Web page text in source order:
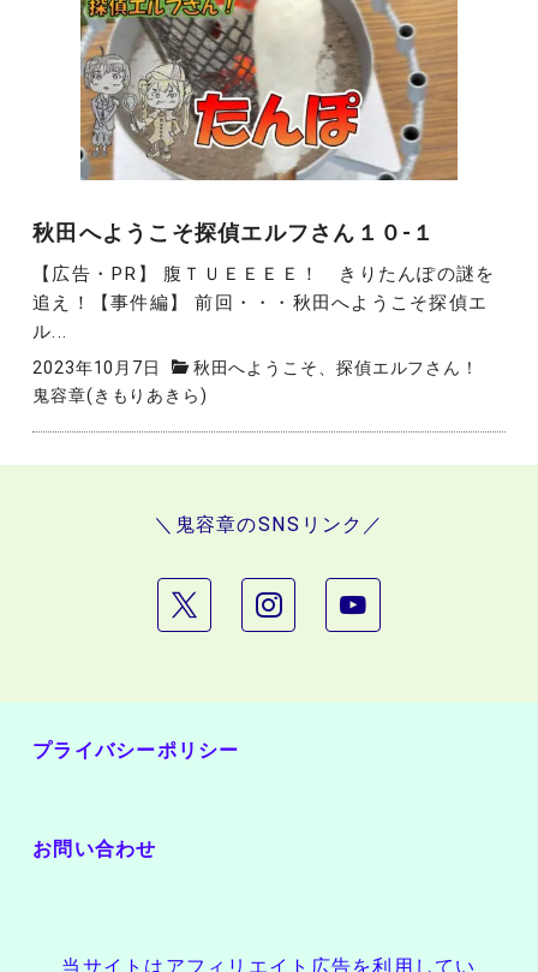
秋田へようこそ探偵エルフさん１０-１
【広告・PR】 腹ＴＵＥＥＥＥ！ きりたんぽの謎を
追え！【事件編】 前回・・・秋田へようこそ探偵エ
ル...
2023年10月7日
秋田へようこそ、探偵エルフさん！
鬼容章(きもりあきら)
＼鬼容章のSNSリンク／
プライバシーポリシー
お問い合わせ
当サイトはアフィリエイト広告を利用してい